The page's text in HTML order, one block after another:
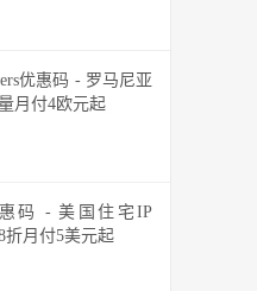
优惠码 - 罗马尼亚
月付4欧元起
惠码 - 美国住宅IP
折月付5美元起